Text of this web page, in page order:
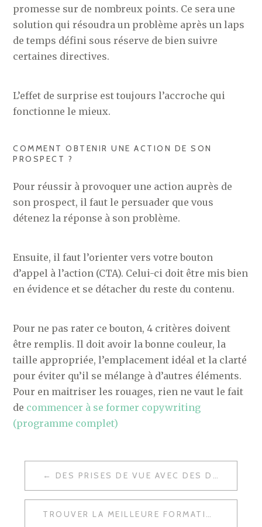
promesse sur de nombreux points. Ce sera une
solution qui résoudra un problème après un laps
de temps défini sous réserve de bien suivre
certaines directives.
L’effet de surprise est toujours l’accroche qui
fonctionne le mieux.
COMMENT OBTENIR UNE ACTION DE SON
PROSPECT ?
Pour réussir à provoquer une action auprès de
son prospect, il faut le persuader que vous
détenez la réponse à son problème.
Ensuite, il faut l’orienter vers votre bouton
d’appel à l’action (CTA). Celui-ci doit être mis bien
en évidence et se détacher du reste du contenu.
Pour ne pas rater ce bouton, 4 critères doivent
être remplis. Il doit avoir la bonne couleur, la
taille appropriée, l’emplacement idéal et la clarté
pour éviter qu’il se mélange à d’autres éléments.
Pour en maitriser les rouages, rien ne vaut le fait
de commencer à se former copywriting
(programme complet)
NAVIGATION
DE
L’ARTICLE
DES PRISES DE VUE AVEC DES DRONES GRÂCE À UNE QUALITÉ CINÉMA
TROUVER LA MEILLEURE FORMATION PROFESSIONNELLE EN COMMUNICATION